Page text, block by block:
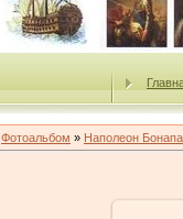
Фотоальбом » Наполеон